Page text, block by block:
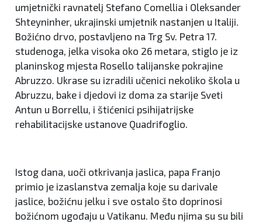
umjetnički ravnatelj Stefano Comellia i Oleksander
Shteyninher, ukrajinski umjetnik nastanjen u Italiji.
Božićno drvo, postavljeno na Trg Sv. Petra 17.
studenoga, jelka visoka oko 26 metara, stiglo je iz
planinskog mjesta Rosello talijanske pokrajine
Abruzzo. Ukrase su izradili učenici nekoliko škola u
Abruzzu, bake i djedovi iz doma za starije Sveti
Antun u Borrellu, i štićenici psihijatrijske
rehabilitacijske ustanove Quadrifoglio.
Istog dana, uoči otkrivanja jaslica, papa Franjo
primio je izaslanstva zemalja koje su darivale
jaslice, božićnu jelku i sve ostalo što doprinosi
božićnom ugođaju u Vatikanu. Među njima su su bili